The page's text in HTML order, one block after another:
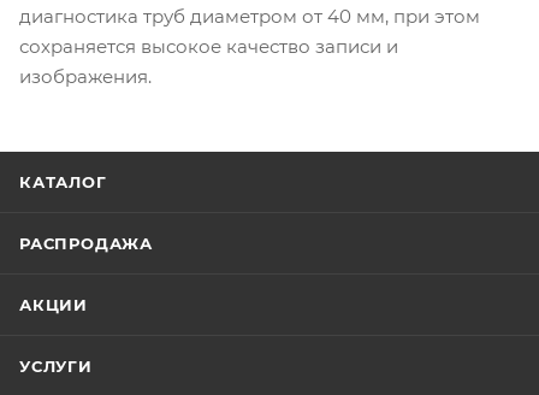
диагностика труб диаметром от 40 мм, при этом
сохраняется высокое качество записи и
изображения.
КАТАЛОГ
РАСПРОДАЖА
АКЦИИ
УСЛУГИ